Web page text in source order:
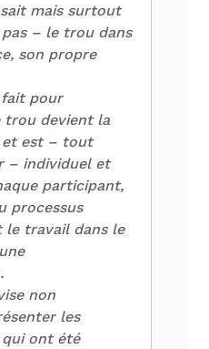
mais surtout
– le trou dans
son propre
fait pour
trou devient la
et est – tout
– individuel et
participant,
processus
le travail dans le
non
les
qui ont été